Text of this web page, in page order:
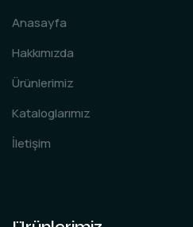
Anasayfa
Hakkımızda
Ürünlerimiz
Kataloglarımız
İletişim